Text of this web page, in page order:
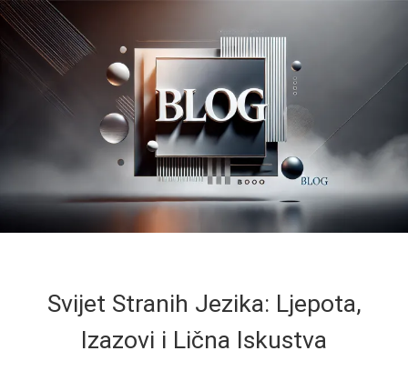
Svijet Stranih Jezika: Ljepota,
Izazovi i Lična Iskustva